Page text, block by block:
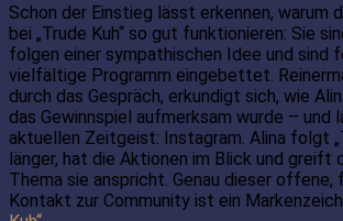
Schon der Einstieg lässt erkennen, warum
bei „Trude Kuh“ so gut funktionieren: Sie
folgen einer sympathischen Idee und sind
vielfältige Programm eingebettet.
durch das Gespräch, erkundigt sich, wie
das Gewinnspiel aufmerksam wurde –
aktuellen Zeitgeist: Instagram. Alina folgt
länger, hat die Aktionen im Blick und greift
Thema sie anspricht. Genau dieser offene,
Kontakt zur Community ist ein